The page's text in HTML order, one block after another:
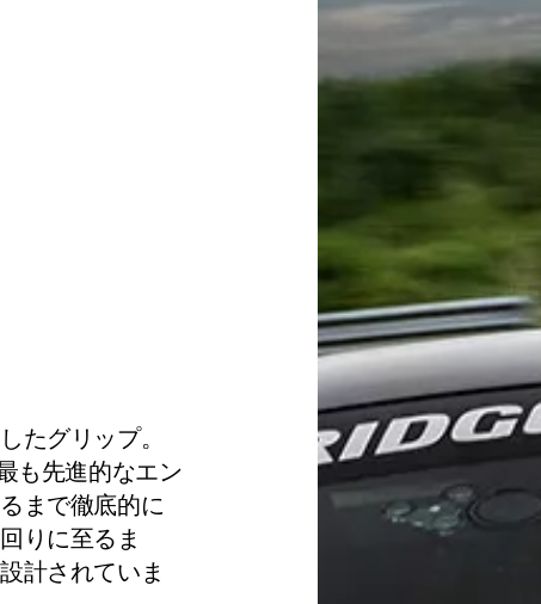
たグリップ。
も先進的なエン
まで徹底的に
りに至るま
計されていま